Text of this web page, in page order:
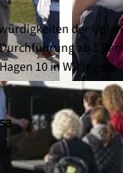
© Wolfgang
der
ab 1
10 in Willingen.